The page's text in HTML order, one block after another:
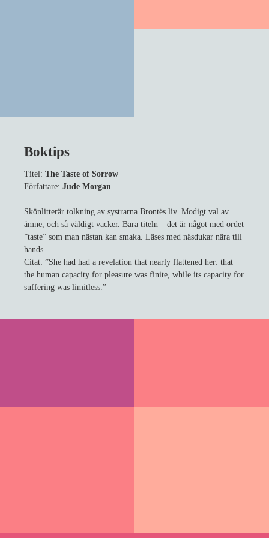
Boktips
Titel: The Taste of Sorrow
Författare: Jude Morgan
Skönlitterär tolkning av systrarna Brontës liv. Modigt val av
ämne, och så väldigt vacker. Bara titeln – det är något med ordet
”taste” som man nästan kan smaka. Läses med näsdukar nära till
hands.
Citat: ”She had had a revelation that nearly flattened her: that
the human capacity for pleasure was finite, while its capacity for
suffering was limitless.”